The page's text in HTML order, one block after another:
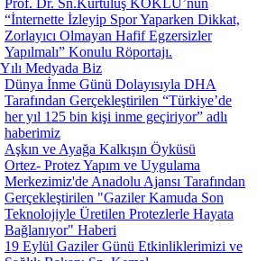
“İnternette İzleyip Spor Yaparken Dikkat,
Zorlayıcı Olmayan Hafif Egzersizler
Yapılmalı” Konulu Röportajı.
Medyada Biz
Dünya İnme Günü Dolayısıyla DHA
Tarafından Gerçekleştirilen “Türkiye’de
her yıl 125 bin kişi inme geçiriyor” adlı
haberimiz
Aşkın ve Ayağa Kalkışın Öyküsü
Ortez- Protez Yapım ve Uygulama
Merkezimiz'de Anadolu Ajansı Tarafından
Gerçekleştirilen "Gaziler Kamuda Son
Teknolojiyle Üretilen Protezlerle Hayata
Bağlanıyor" Haberi
19 Eylül Gaziler Günü Etkinliklerimizi ve